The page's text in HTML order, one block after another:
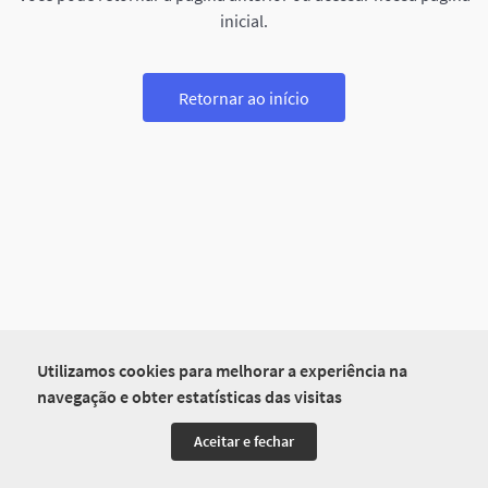
Utilizamos cookies para melhorar a experiência na
navegação e obter estatísticas das visitas
Aceitar e fechar
inicial.
Retornar ao início